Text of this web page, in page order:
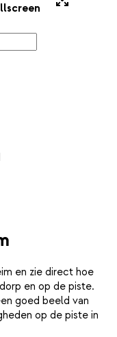
en zie direct hoe
en op de piste.
goed beeld van
op de piste in